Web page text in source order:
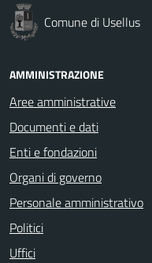
Comune di Usellus
AMMINISTRAZIONE
Aree amministrative
Documenti e dati
Enti e fondazioni
Organi di governo
Personale amministrativo
Politici
Uffici